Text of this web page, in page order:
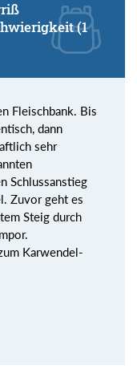
(1
Fleischbank. Bis
dann
sehr
Schlussanstieg
Zuvor geht es
Steig durch
Karwendel-